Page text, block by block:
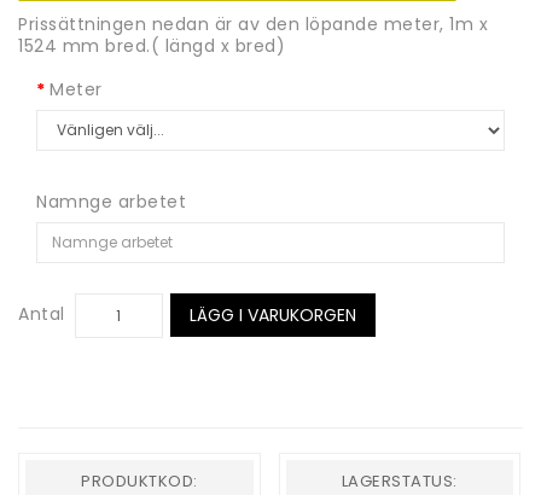
Prissättningen nedan är av den löpande meter, 1m x
1524 mm bred.( längd x bred)
Meter
Namnge arbetet
Antal LÄGG I VARUKORGEN
PRODUKTKOD: LAGERSTATUS: